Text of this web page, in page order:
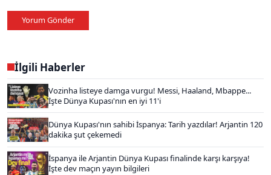
Yorum Gönder
İlgili Haberler
Vozinha listeye damga vurgu! Messi, Haaland, Mbappe...
İşte Dünya Kupası'nın en iyi 11'i
Dünya Kupası'nın sahibi İspanya: Tarih yazdılar! Arjantin 120
dakika şut çekemedi
İspanya ile Arjantin Dünya Kupası finalinde karşı karşıya!
İşte dev maçın yayın bilgileri